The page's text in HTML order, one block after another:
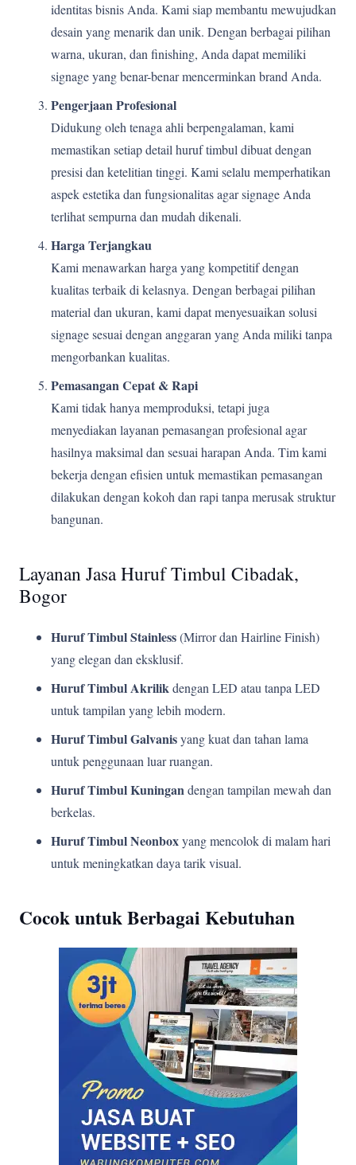
identitas bisnis Anda. Kami siap membantu mewujudkan
desain yang menarik dan unik. Dengan berbagai pilihan
warna, ukuran, dan finishing, Anda dapat memiliki
signage yang benar-benar mencerminkan brand Anda.
Pengerjaan Profesional
Didukung oleh tenaga ahli berpengalaman, kami
memastikan setiap detail huruf timbul dibuat dengan
presisi dan ketelitian tinggi. Kami selalu memperhatikan
aspek estetika dan fungsionalitas agar signage Anda
terlihat sempurna dan mudah dikenali.
Harga Terjangkau
Kami menawarkan harga yang kompetitif dengan
kualitas terbaik di kelasnya. Dengan berbagai pilihan
material dan ukuran, kami dapat menyesuaikan solusi
signage sesuai dengan anggaran yang Anda miliki tanpa
mengorbankan kualitas.
Pemasangan Cepat & Rapi
Kami tidak hanya memproduksi, tetapi juga
menyediakan layanan pemasangan profesional agar
hasilnya maksimal dan sesuai harapan Anda. Tim kami
bekerja dengan efisien untuk memastikan pemasangan
dilakukan dengan kokoh dan rapi tanpa merusak struktur
bangunan.
Layanan Jasa Huruf Timbul Cibadak,
Bogor
Huruf Timbul Stainless(Mirror dan Hairline Finish)
yang elegan dan eksklusif.
Huruf Timbul Akrilikdengan LED atau tanpa LED
untuk tampilan yang lebih modern.
Huruf Timbul Galvanisyang kuat dan tahan lama
untuk penggunaan luar ruangan.
Huruf Timbul Kuningandengan tampilan mewah dan
berkelas.
Huruf Timbul Neonboxyang mencolok di malam hari
untuk meningkatkan daya tarik visual.
Cocok untuk Berbagai Kebutuhan